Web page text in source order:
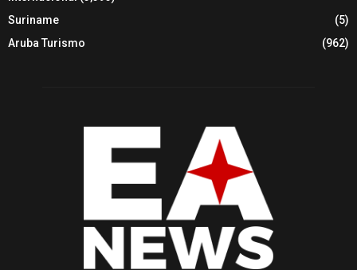
Suriname
(5)
Aruba Turismo
(962)